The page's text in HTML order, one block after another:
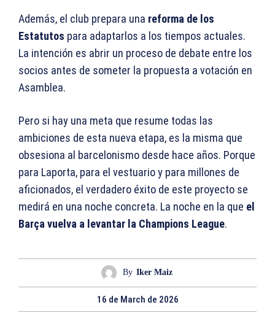
Además, el club prepara una reforma de los
Estatutos para adaptarlos a los tiempos actuales.
La intención es abrir un proceso de debate entre los
socios antes de someter la propuesta a votación en
Asamblea.
Pero si hay una meta que resume todas las
ambiciones de esta nueva etapa, es la misma que
obsesiona al barcelonismo desde hace años. Porque
para Laporta, para el vestuario y para millones de
aficionados, el verdadero éxito de este proyecto se
medirá en una noche concreta. La noche en la que el
Barça vuelva a levantar la Champions League.
By Iker Maiz
16 de March de 2026